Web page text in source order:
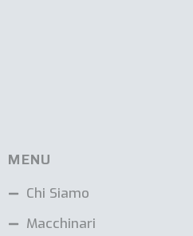
MENU
Chi Siamo
Macchinari